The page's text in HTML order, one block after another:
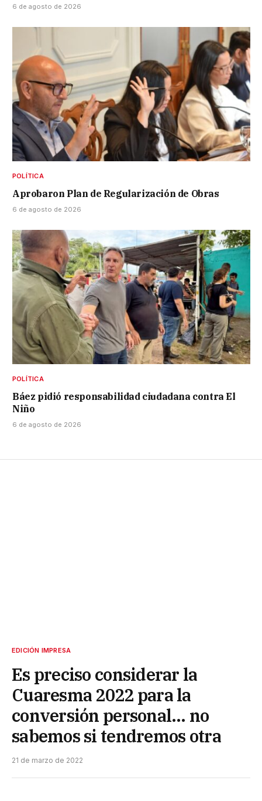
6 de agosto de 2026
POLÍTICA
Aprobaron Plan de Regularización de Obras
6 de agosto de 2026
POLÍTICA
Báez pidió responsabilidad ciudadana contra El
Niño
6 de agosto de 2026
EDICIÓN IMPRESA
Es preciso considerar la
Cuaresma 2022 para la
conversión personal… no
sabemos si tendremos otra
21 de marzo de 2022